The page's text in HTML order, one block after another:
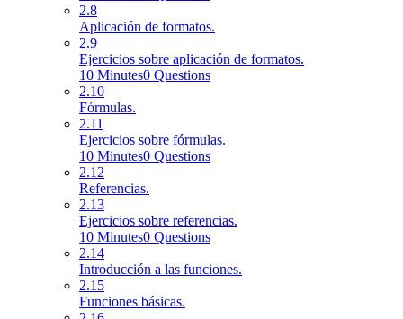
2.8
Aplicación de formatos.
2.9
Ejercicios sobre aplicación de formatos.
10 Minutes0 Questions
2.10
Fórmulas.
2.11
Ejercicios sobre fórmulas.
10 Minutes0 Questions
2.12
Referencias.
2.13
Ejercicios sobre referencias.
10 Minutes0 Questions
2.14
Introducción a las funciones.
2.15
Funciones básicas.